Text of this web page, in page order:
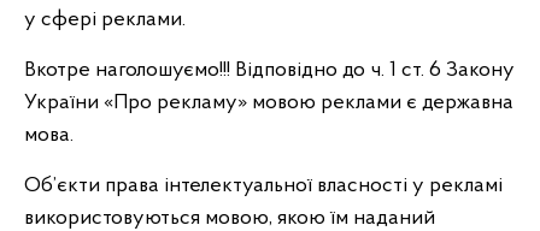
у сфері реклами.
Вкотре наголошуємо!!! Відповідно до ч. 1 ст. 6 Закону
України «Про рекламу» мовою реклами є державна
мова.
Об’єкти права інтелектуальної власності у рекламі
використовуються мовою, якою їм наданий